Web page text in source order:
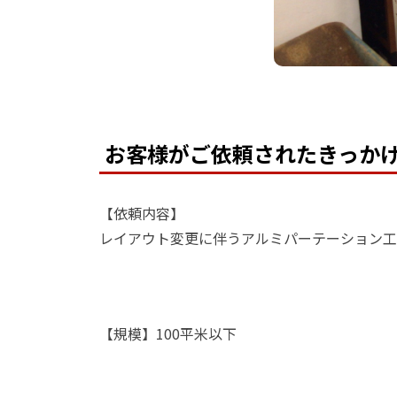
お客様がご依頼されたきっか
【依頼内容】
レイアウト変更に伴うアルミパーテーション
【規模】100平米以下